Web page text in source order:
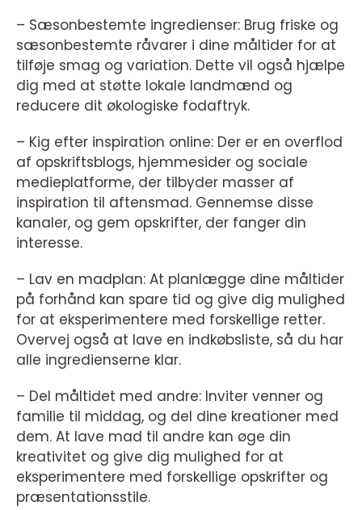
– Sæsonbestemte ingredienser: Brug friske og
sæsonbestemte råvarer i dine måltider for at
tilføje smag og variation. Dette vil også hjælpe
dig med at støtte lokale landmænd og
reducere dit økologiske fodaftryk.
– Kig efter inspiration online: Der er en overflod
af opskriftsblogs, hjemmesider og sociale
medieplatforme, der tilbyder masser af
inspiration til aftensmad. Gennemse disse
kanaler, og gem opskrifter, der fanger din
interesse.
– Lav en madplan: At planlægge dine måltider
på forhånd kan spare tid og give dig mulighed
for at eksperimentere med forskellige retter.
Overvej også at lave en indkøbsliste, så du har
alle ingredienserne klar.
– Del måltidet med andre: Inviter venner og
familie til middag, og del dine kreationer med
dem. At lave mad til andre kan øge din
kreativitet og give dig mulighed for at
eksperimentere med forskellige opskrifter og
præsentationsstile.